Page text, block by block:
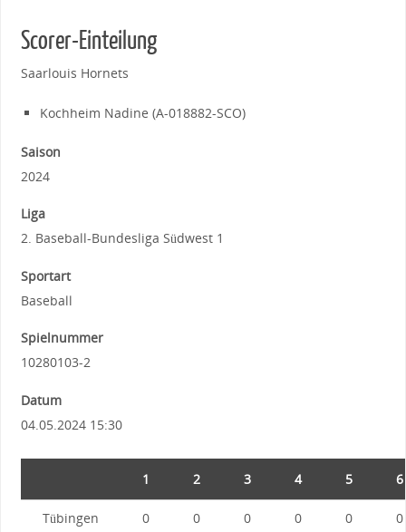
Scorer-Einteilung
Saarlouis Hornets
Kochheim Nadine (A-018882-SCO)
Saison
2024
Liga
2. Baseball-Bundesliga Südwest 1
Sportart
Baseball
Spielnummer
10280103-2
Datum
04.05.2024 15:30
1 2 3 4 5 6
Tübingen
0 0 0 0 0 0